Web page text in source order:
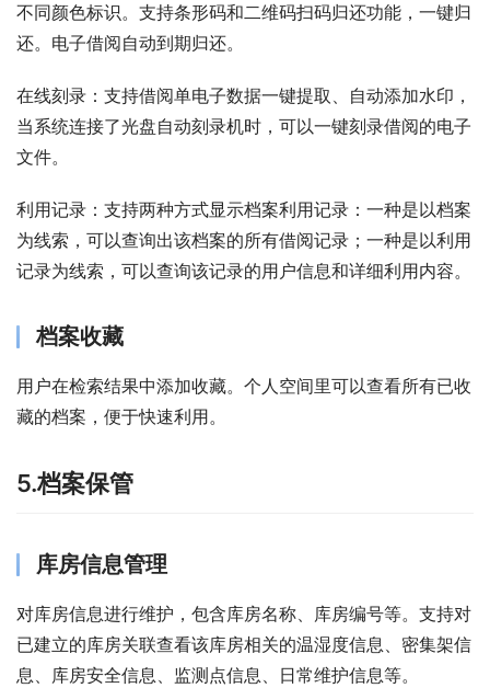
不同颜色标识。支持条形码和二维码扫码归还功能，一键归
还。电子借阅自动到期归还。
在线刻录：支持借阅单电子数据一键提取、自动添加水印，
当系统连接了光盘自动刻录机时，可以一键刻录借阅的电子
文件。
利用记录：支持两种方式显示档案利用记录：一种是以档案
为线索，可以查询出该档案的所有借阅记录；一种是以利用
记录为线索，可以查询该记录的用户信息和详细利用内容。
档案收藏
用户在检索结果中添加收藏。个人空间里可以查看所有已收
藏的档案，便于快速利用。
5.档案保管
库房信息管理
对库房信息进行维护，包含库房名称、库房编号等。支持对
已建立的库房关联查看该库房相关的温湿度信息、密集架信
息、库房安全信息、监测点信息、日常维护信息等。